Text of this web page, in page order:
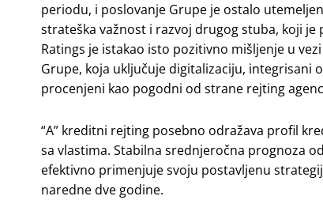
periodu, i poslovanje Grupe je ostalo
strateška važnost i razvoj drugog stuba, koji
Ratings je istakao isto pozitivno mišljenje u
Grupe, koja uključuje digitalizaciju, integrisani
procenjeni kao pogodni od strane rejting
“A” kreditni rejting posebno odražava profil
sa vlastima. Stabilna srednjeročna prognoza
efektivno primenjuje svoju postavljenu
naredne dve godine.